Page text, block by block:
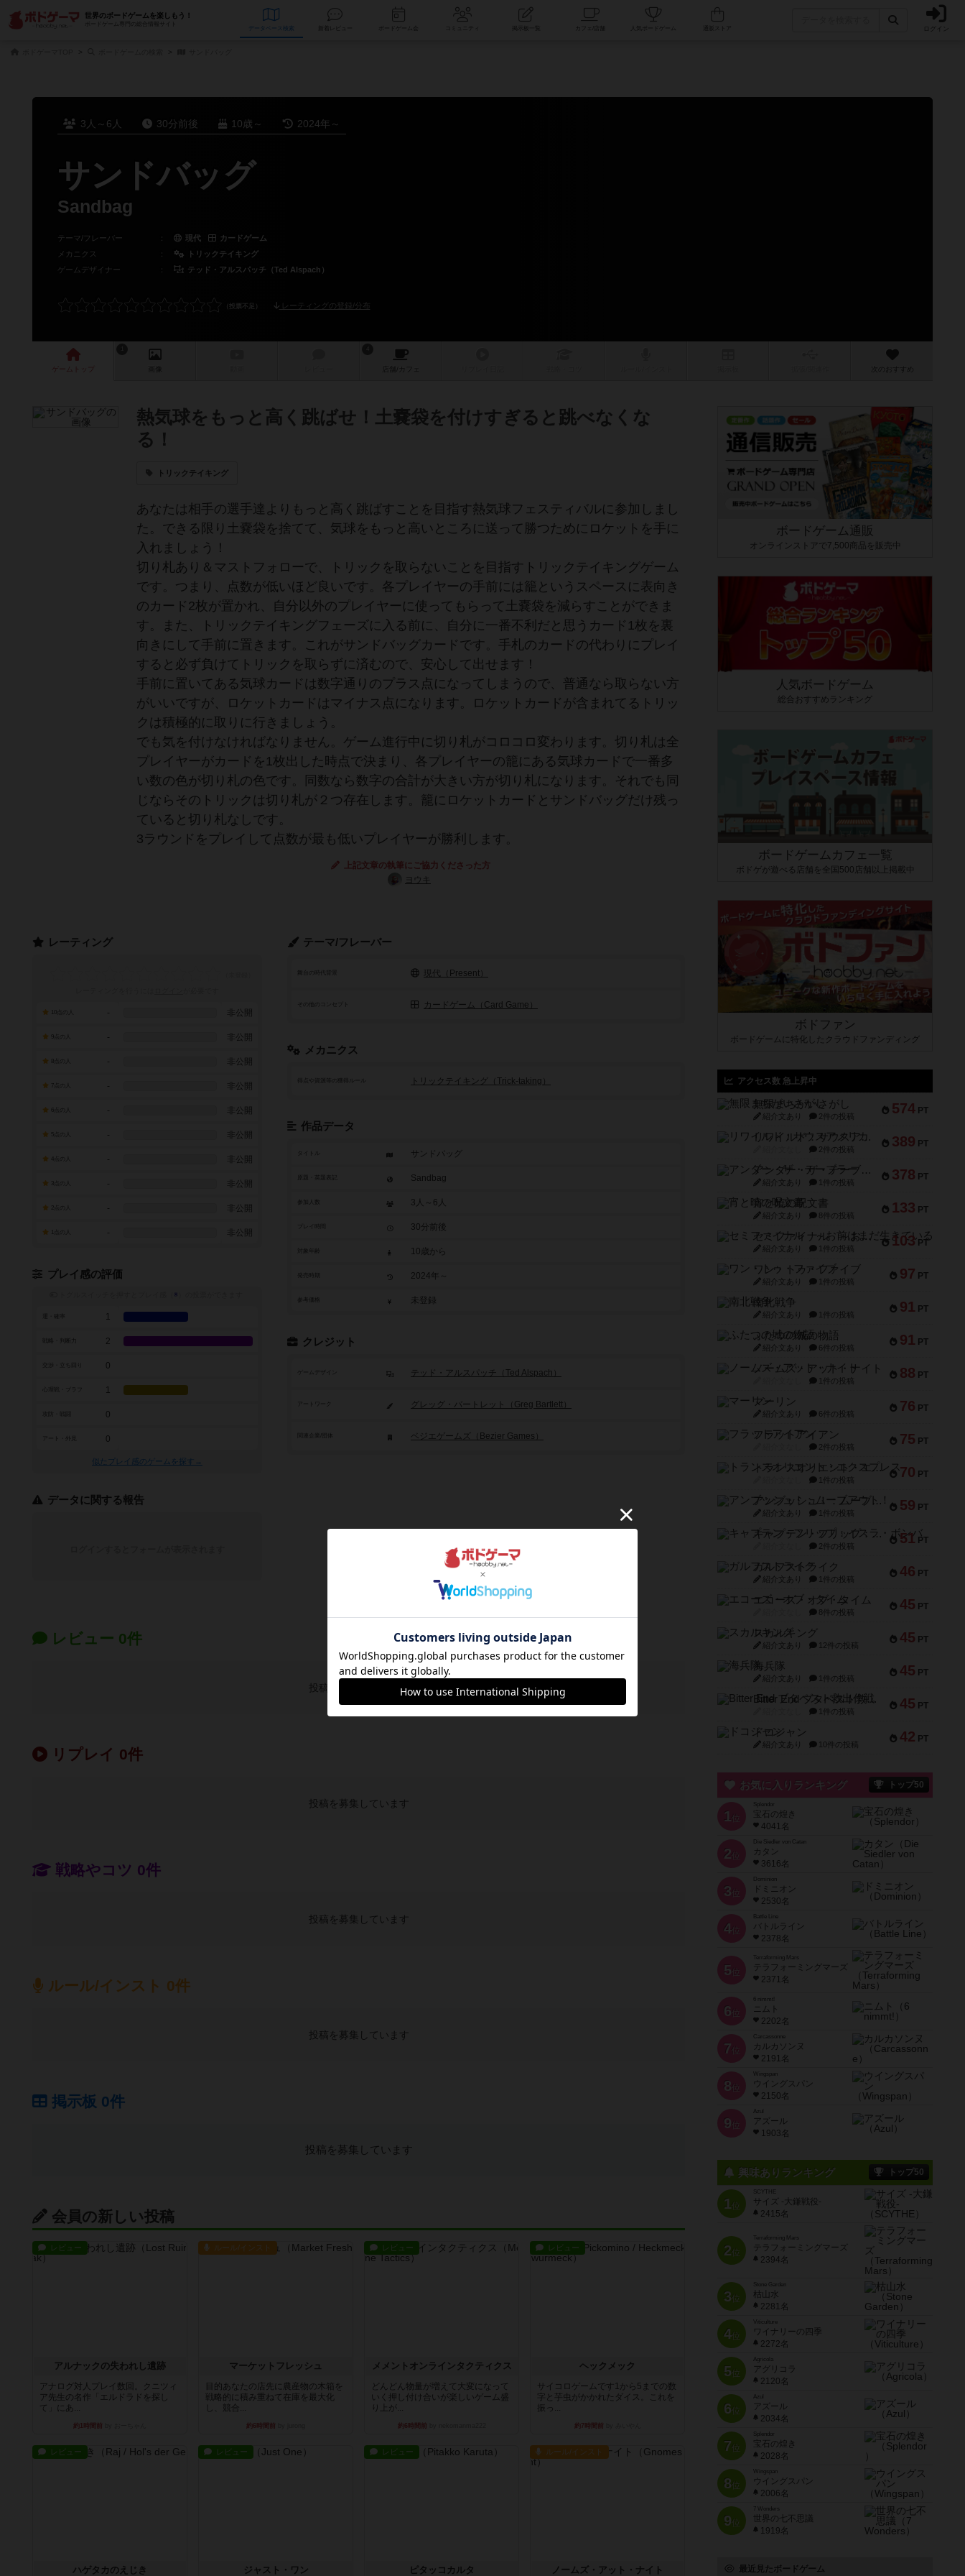
世界のボードゲームを楽しもう！
ボードゲーム専門の総合情報サイト
データベース コミュニティ 人気ボードゲーム ログイン
3人～6人 30分前後 10歳～ 2024年～
サンドバッグ
Sandbag
テーマ/フレーバー ： 現代
カードゲーム
メカニクス
：
トリックテイキング
ゲームデザイナー
： テッド・アルスパッチ（Ted Alspach）
レーティングの登録/分布
ゲーム 画像 店舗/ カフェ 次のおすすめ
熱気球をもっと高く跳ばせ！土嚢袋を付けすぎると跳べなくな
る！
トリックテイキング
あなたは相手の選手達よりもっと高く跳ばすことを目指す熱気球フェスティバルに参加しまし
た。できる限り土嚢袋を捨てて、気球をもっと高いところに送って勝つためにロケットを手に
入れましょう！
切り札あり＆マストフォローで、トリックを取らないことを目指すトリックテイキングゲーム
です。つまり、点数が低いほど良いです。各プレイヤーの手前には籠というスペースに表向き
のカード2枚が置かれ、自分以外のプレイヤーに使ってもらって土嚢袋を減らすことができま
す。また、トリックテイキングフェーズに入る前に、自分に一番不利だと思うカード1枚を裏
向きにして手前に置きます。これがサンドバッグカードです。手札のカードの代わりにプレイ
すると必ず負けてトリックを取らずに済むので、安心して出せます！
手前に置いてある気球カードは数字通りのプラス点になってしまうので、普通なら取らない方
がいいですが、ロケットカードはマイナス点になります。ロケットカードが含まれてるトリッ
クは積極的に取りに行きましょう。
でも気を付けなければなりません。ゲーム進行中に切り札がコロコロ変わります。切り札は全
プレイヤーがカードを1枚出した時点で決まり、各プレイヤーの籠にある気球カードで一番多
い数の色が切り札の色です。同数なら数字の合計が大きい方が切り札になります。それでも同
じならそのトリックは切り札が２つ存在します。籠にロケットカードとサンドバッグだけ残っ
ていると切り札なしです。
3ラウンドをプレイして点数が最も低いプレイヤーが勝利します。
上記文章の執筆にご協力くださった方
ヨウキ
テーマ/フレーバー
舞台の時代背景 現代（Present）
その他のコンセプト カードゲーム（Card Game）
メカニクス
トリックテイキング（Trick-taking）
作品データ
タイトル サンドバッグ
Sandbag
参加人数 3人～6人
30分前後
10歳から
2024年～
参考価格 未登録
クレジット
ゲームデザイン テッド・アルスパッチ（Ted Alspach）
アートワーク グレッグ・バートレット（Greg Bartlett）
ベジエゲームズ（Bezier Games）
レーティング
- 非公開
- 非公開
- 非公開
7点の人 - 非公開
- 非公開
- 非公開
- 非公開
- 非公開
- 非公開
- 非公開
プレイ感の評価
※
1
戦略・判断力 2
0
1
0
アート・外見 0
似たプレイ感のゲームを探す→
データに関する報告
レビュー 0件
投稿を募集しています
リプレイ 0件
投稿を募集しています
戦略やコツ 0件
投稿を募集しています
ルール/インスト 0件
投稿を募集しています
掲示板 0件
投稿を募集しています
会員の新しい投稿
レビュー
アルナックの失われし遺跡
アナログ対人プレイ数回。クニツィ
ア先生の名作「エルドラドを探し
て」にあ...
約1時間前
ルール/インスト
マーケットフレッシュ
目的あなたの店先に農産物の木箱を
戦略的に積み重ねて在庫を最大化
し、競合...
約6時間前
レビュー
メメントオンラインタクティクス
どんどん物量が増えて大変になって
いく押し付け合いが楽しいゲーム盛
り上が...
約6時間前
レビュー
ヘックメック
サイコロゲームです1から5までの数
字と芋虫がかかれたダイス。これを
振っ...
約7時間前
レビュー
ハゲタカのえじき
レビュー
ジャスト・ワン
レビュー
ピタッコカルタ
ルール/インスト
ノームズ・アット・ナイト
ボードゲーム通販
オンラインストアで7,500商品を販売中
人気ボードゲーム
総合おすすめランキング
ボードゲームカフェ一覧
ボドゲが遊べる店舗を全国500店舗以上掲載中
ボドファン
ボードゲームに特化したクラウドファンディング
アクセス数 急上昇中
574 PT
無限まちがいさがし
紹介文あり 2件の投稿
389 PT
リワイルド：サウスアメリカ
2件の投稿
378 PT
アンダー・ザ・テーブラー
紹介文あり 1件の投稿
133 PT
宵と暁の呪文書
紹介文あり 8件の投稿
103 PT
セミファイナル ～お前はまだ生きている～
紹介文あり 1件の投稿
97 PT
ワン・トゥ・ファイブ
紹介文あり 1件の投稿
91 PT
南北戦争
紹介文あり 1件の投稿
91 PT
ふたつの城の物語
紹介文あり 6件の投稿
88 PT
ノームズ・アット・ナイト
1件の投稿
76 PT
マーリン
紹介文あり 6件の投稿
75 PT
フラットアイアン
2件の投稿
70 PT
トランスオリエント・エクスプレス
1件の投稿
59 PT
アンブッシュ！：ムーブアウト！
紹介文あり 1件の投稿
51 PT
キャプテン・フリップ：イスラ・ボンバ
2件の投稿
46 PT
ガルフストライク
紹介文あり 1件の投稿
45 PT
エコーズ・オブ・タイム
8件の投稿
45 PT
スカルキング
紹介文あり 12件の投稿
45 PT
海兵隊
紹介文あり 1件の投稿
45 PT
Bitter End ブタペスト救出作戦
1件の投稿
42 PT
ドコジャン
紹介文あり 10件の投稿
お気に入りランキング トップ50
1 位
宝石の煌き
4041名
2 位
Die Siedler von Catan
カタン
3616名
3 位
ドミニオン
2530名
4位
Battle Line
バトルライン
2378名
5 位
Terraforming Mars
テラフォーミングマーズ
2371名
6 位
ニムト
2202名
7 位
Carcassonne
カルカソンヌ
2191名
8 位
Wingspan
ウイングスパン
2150名
9 位
Azul
アズール
1903名
興味ありランキング トップ50
1位
SCYTHE
サイズ -大鎌戦役-
2415名
2位
Terraforming Mars
テラフォーミングマーズ
2394名
3位
Stone Garden
枯山水
2281名
4位
Viticulture
ワイナリーの四季
2272名
5位
Agricola
アグリコラ
2120名
6位
Azul
アズール
2034名
7位
宝石の煌き
2028名
8位
Wingspan
ウイングスパン
2006名
9位
7 Wonders
世界の七不思議
1919名
最近見たボードゲーム